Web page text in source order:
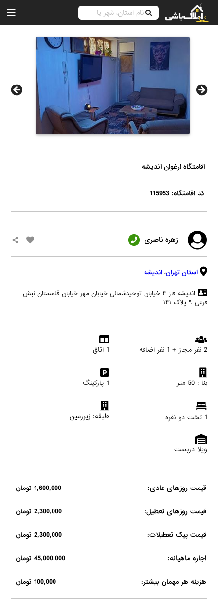
اقامتگاه ارغوان اندیشه
کد اقامتگاه: 115953
زهره ناصری
استان تهران، اندیشه
اندیشه فاز ۴ خیابان توحیدشمالی خیابان مهر خیابان قلمستان نبش
فرعی ۹ پلاک ۱۴۱
2 نفر مجاز + 1 نفر اضافه 1 اتاق
بنا : 50 متر 1 پارکینگ
1 تخت دو نفره طبقه: زیرزمین
ویلا دربست
قیمت روزهای عادی: 1,600,000 تومان
قیمت روزهای تعطیل: 2,300,000 تومان
قیمت پیک تعطیلات: 2,300,000 تومان
اجاره ماهیانه: 45,000,000 تومان
هزینه هر مهمان بیشتر: 100,000 تومان